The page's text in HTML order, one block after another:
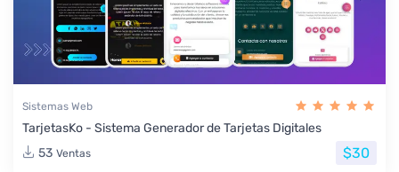
Sistemas Web
TarjetasKo - Sistema Generador de Tarjetas Digitales
53 Ventas $30